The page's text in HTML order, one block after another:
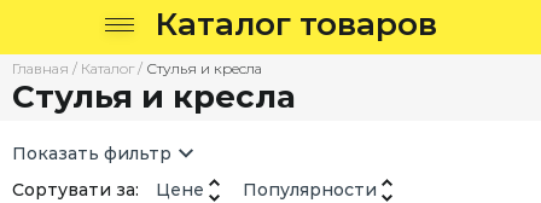
Каталог товаров
Главная / Каталог / Стулья и кресла
Стулья и кресла
Показать фильтр
Сортувати за:
Цене
Популярности